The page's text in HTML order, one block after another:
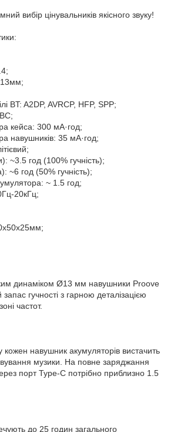
вибір цінувальників якісного звуку!
BT: A2DP, AVRCP, HFP, SPP;
кейса: 300 мА·год;
навушників: 35 мА·год;
~3.5 год (100% гучність);
~6 год (50% гучність);
~ 1.5 год;
20кГц;
динаміком Ø13 мм навушники Proove
гучності з гарною деталізацією
частот.
навушник акумуляторів вистачить
музики. На повне заряджання
порт Type-C потрібно приблизно 1.5
до 25 годин загального